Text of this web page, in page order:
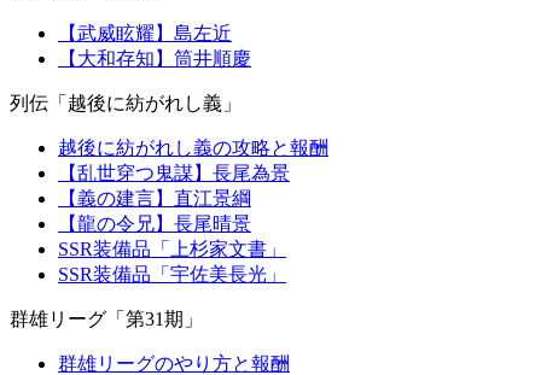
【武威眩耀】島左近
【大和存知】筒井順慶
列伝「越後に紡がれし義」
越後に紡がれし義の攻略と報酬
【乱世穿つ鬼謀】長尾為景
【義の建言】直江景綱
【龍の令兄】長尾晴景
SSR装備品「上杉家文書」
SSR装備品「宇佐美長光」
群雄リーグ「第31期」
群雄リーグのやり方と報酬